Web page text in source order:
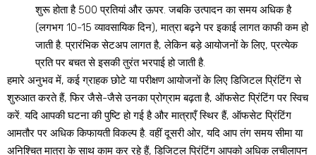
शुरू होता है 500 प्रतियां और ऊपर. जबकि उत्पादन का समय अधिक है
(लगभग 10-15 व्यावसायिक दिन), मात्रा बढ़ने पर इकाई लागत काफी कम हो
जाती है. प्रारंभिक सेटअप लागत है, लेकिन बड़े आयोजनों के लिए, प्रत्येक
प्रति पर बचत से इसकी तुरंत भरपाई हो जाती है.
हमारे अनुभव में, कई ग्राहक छोटे या परीक्षण आयोजनों के लिए डिजिटल प्रिंटिंग से
शुरुआत करते हैं, फिर जैसे-जैसे उनका प्रोग्राम बढ़ता है, ऑफसेट प्रिंटिंग पर स्विच
करें. यदि आपकी घटना की पुष्टि हो गई है और मात्राएँ स्थिर हैं, ऑफसेट प्रिंटिंग
आमतौर पर अधिक किफायती विकल्प है. वहीं दूसरी ओर, यदि आप तंग समय सीमा या
अनिश्चित मात्रा के साथ काम कर रहे हैं, डिजिटल प्रिंटिंग आपको अधिक लचीलापन